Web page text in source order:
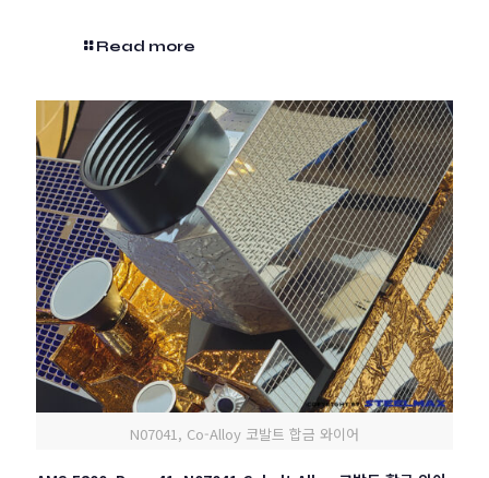
Read more
N07041, Co-Alloy 코발트 합금 와이어